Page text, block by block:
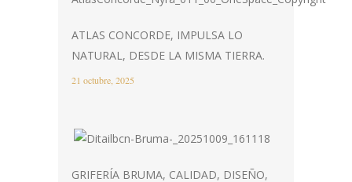
ATLAS CONCORDE, IMPULSA LO
NATURAL, DESDE LA MISMA TIERRA.
21 octubre, 2025
GRIFERÍA BRUMA, CALIDAD, DISEÑO,